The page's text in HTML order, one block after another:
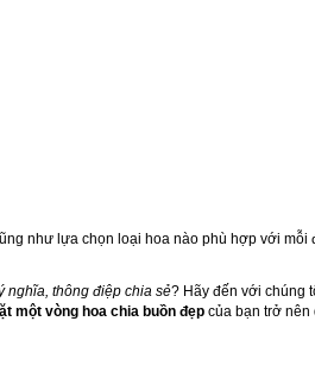
như lựa chọn loại hoa nào phù hợp với mỗi
nghĩa, thông điệp chia sẻ? Hãy đến với chúng
một vòng hoa chia buồn đẹp của bạn trở nên